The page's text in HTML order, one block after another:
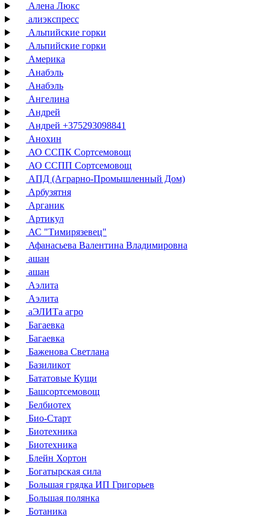
Алена Люкс
алиэкспресс
Альпийские горки
Альпийские горки
Америка
Анабэль
Анабэль
Ангелина
Андрей
Андрей +375293098841
Анохин
АО ССПК Сортсемовощ
АО ССПП Сортсемовощ
АПД (Аграрно-Промышленный Дом)
Арбузятня
Арганик
Артикул
АС "Тимирязевец"
Афанасьева Валентина Владимировна
ашан
ашан
Аэлита
Аэлита
аЭЛИТа агро
Багаевка
Багаевка
Баженова Светлана
Базиликот
Бататовые Кущи
Башсортсемовощ
Белбиотех
Био-Старт
Биотехника
Биотехника
Блейн Хортон
Богатырская сила
Большая грядка ИП Григорьев
Большая полянка
Ботаника